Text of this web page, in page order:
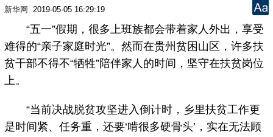
新华网 2019-05-05 16:29:19
“五一”假期，很多上班族都会带着家人外出，享受
难得的“亲子家庭时光”。然而在贵州贫困山区，许多扶
贫干部不得不“牺牲”陪伴家人的时间，坚守在扶贫岗位
上。
“当前决战脱贫攻坚进入倒计时，乡里扶贫工作更
是时间紧、任务重，还要‘啃很多硬骨头’，实在无法顾